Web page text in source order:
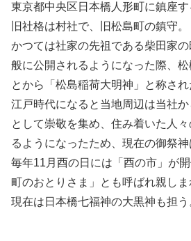
東京都中央区日本橋人形町に鎮座す
旧社格は村社で、旧松島町の鎮守。
かつては社家の先祖である柴田家
般に公開されるようになった際、
とから「松島稲荷大明神」と称され
江戸時代になると当地周辺は当社
として崇敬を集め、住み着いた人
るようになったため、現在の御祭神
毎年11月酉の日には「酉の市」が
町のおとりさま」とも呼ばれ親しま
現在は日本橋七福神の大黒神も担う